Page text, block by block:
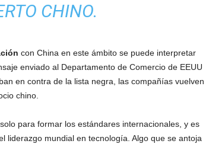
CHINO.
con China en este ámbito se puede interpretar
enviado al Departamento de Comercio de EEUU
en contra de la lista negra, las compañías vuelven
chino.
para formar los estándares internacionales, y es
liderazgo mundial en tecnología. Algo que se antoja